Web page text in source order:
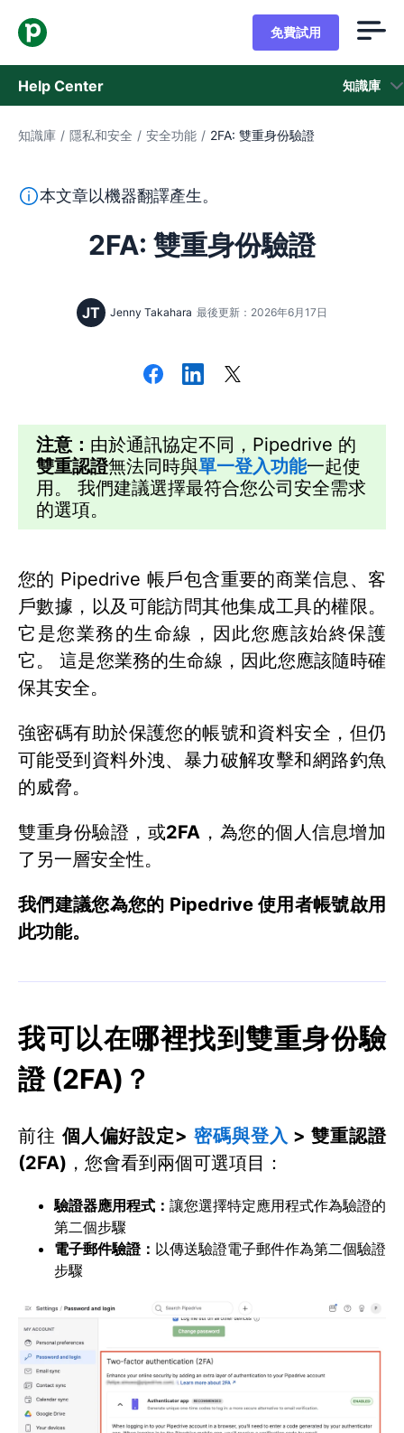
免費試用
Help Center 知識庫
知識庫
狀態
知識庫 / 隱私和安全 / 安全功能 / 2FA: 雙重身份驗證
本段文字係以機器翻譯工具由英文翻譯而來，尚未經由真
本文章以機器翻譯產生。
2FA: 雙重身份驗證
JT Jenny Takahara 最後更新：2026年6月17日
注意： 由於通訊協定不同，Pipedrive 的
雙重認證無法同時與單一登入功能一起使
用。 我們建議選擇最符合您公司安全需求
的選項。
您的 Pipedrive 帳戶包含重要的商業信息、客
戶數據，以及可能訪問其他集成工具的權限。
它是您業務的生命線，因此您應該始終保護
它。 這是您業務的生命線，因此您應該隨時確
保其安全。
強密碼有助於保護您的帳號和資料安全，但仍
可能受到資料外洩、暴力破解攻擊和網路釣魚
的威脅。
雙重身份驗證，或2FA ，為您的個人信息增加
了另一層安全性。
我們建議您為您的 Pipedrive 使用者帳號啟用
此功能。
我可以在哪裡找到雙重身份驗
證 (2FA)？
前往 個人偏好設定> 密碼與登入 > 雙重認證
(2FA) ，您會看到兩個可選項目：
驗證器應用程式： 讓您選擇特定應用程式作為驗證的
第二個步驟
電子郵件驗證： 以傳送驗證電子郵件作為第二個驗證
步驟